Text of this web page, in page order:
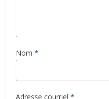
Nom *
Adresse courriel *